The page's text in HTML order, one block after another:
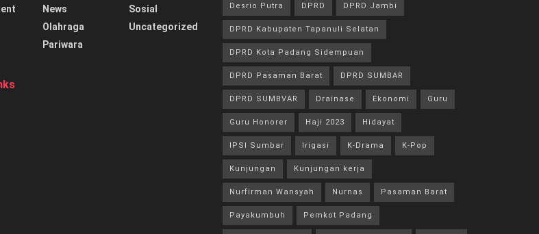
News
Olahraga
Pariwara
Sosial
Uncategorized
Desrio Putra DPRD DPRD Jambi
DPRD Kabupaten Tapanuli Selatan
DPRD Kota Padang Sidempuan
DPRD Pasaman Barat DPRD SUMBAR
DPRD SUMBVAR Drainase Ekonomi Guru
Guru Honorer Haji 2023 Hidayat
IPSI Sumbar Irigasi K-Drama K-Pop
Kunjungan Kunjungan kerja
Nurfirman Wansyah Nurnas Pasaman Barat
Payakumbuh Pemkot Padang